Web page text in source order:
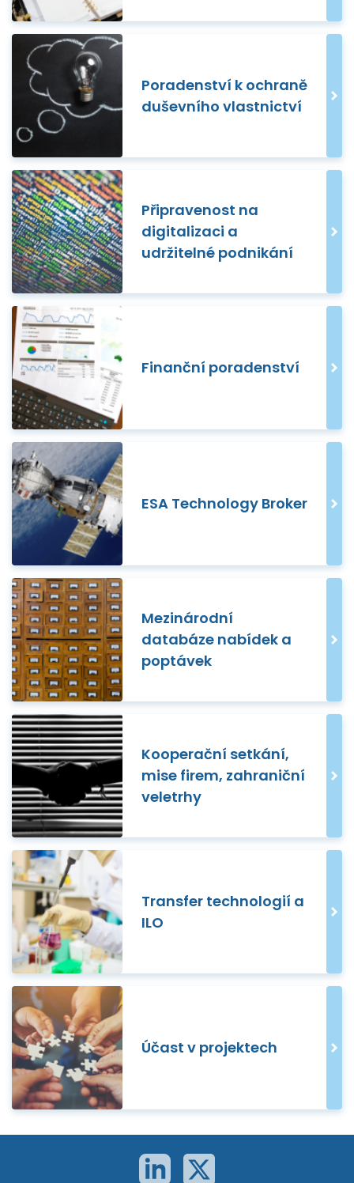
Poradenství k ochraně
duševního vlastnictví
Připravenost na
digitalizaci a
udržitelné podnikání
Finanční poradenství
ESA Technology Broker
Mezinárodní
databáze nabídek a
poptávek
Kooperační setkání,
mise firem, zahraniční
veletrhy
Transfer technologií a
ILO
Účast v projektech